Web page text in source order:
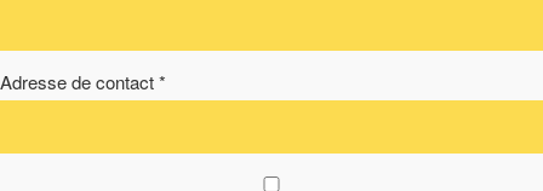
Adresse de contact *